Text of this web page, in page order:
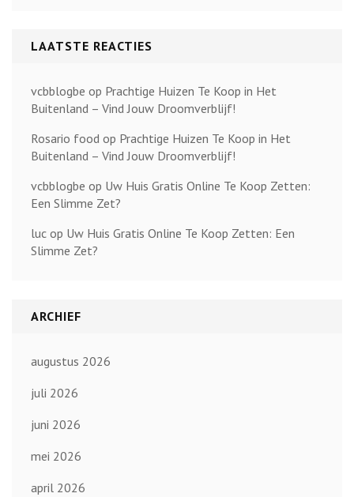
LAATSTE REACTIES
vcbblogbe op Prachtige Huizen Te Koop in Het
Buitenland – Vind Jouw Droomverblijf!
Rosario food op Prachtige Huizen Te Koop in Het
Buitenland – Vind Jouw Droomverblijf!
vcbblogbe op Uw Huis Gratis Online Te Koop Zetten:
Een Slimme Zet?
luc op Uw Huis Gratis Online Te Koop Zetten: Een
Slimme Zet?
ARCHIEF
augustus 2026
juli 2026
juni 2026
mei 2026
april 2026